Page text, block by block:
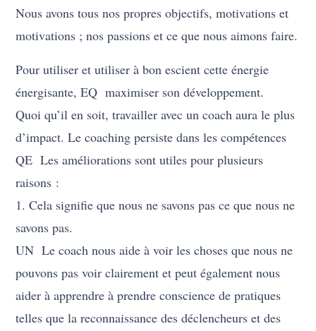
Nous avons tous nos propres objectifs, motivations et
motivations ; nos passions et ce que nous aimons faire.
Pour utiliser et utiliser à bon escient cette énergie
énergisante, EQ maximiser son développement.
Quoi qu’il en soit, travailler avec un coach aura le plus
d’impact. Le coaching persiste dans les compétences
QE Les améliorations sont utiles pour plusieurs
raisons :
1. Cela signifie que nous ne savons pas ce que nous ne
savons pas.
UN Le coach nous aide à voir les choses que nous ne
pouvons pas voir clairement et peut également nous
aider à apprendre à prendre conscience de pratiques
telles que la reconnaissance des déclencheurs et des